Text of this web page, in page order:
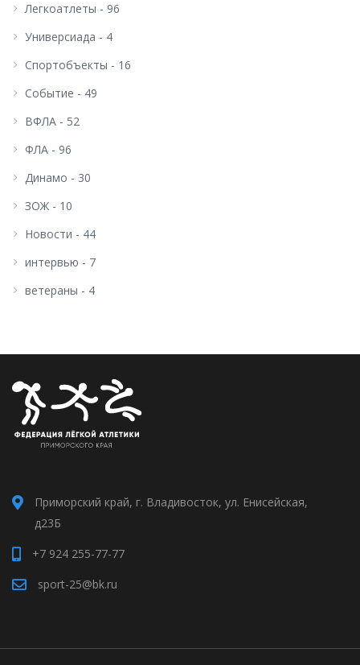
Легкоатлеты - 96
Универсиада - 4
Спортобъекты - 16
Событие - 49
ВФЛА - 52
ФЛА - 96
Динамо - 30
ЗОЖ - 10
Новости - 44
интервью - 7
ветераны - 4
Приморский край, г. Владивосток, ул. Енисейская,
д23Б
+7 924 255-77-77
sport-25@bk.ru